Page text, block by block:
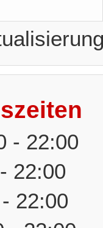
- 22:00
22:00
22:00